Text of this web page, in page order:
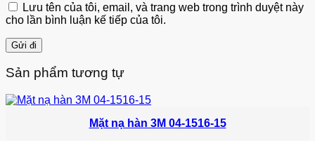
Lưu tên của tôi, email, và trang web trong trình duyệt này
cho lần bình luận kế tiếp của tôi.
Sản phẩm tương tự
Mặt nạ hàn 3M 04-1516-15